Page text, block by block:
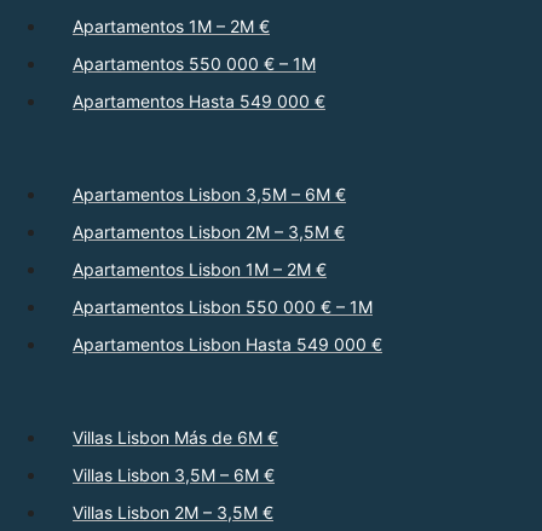
Apartamentos 1M – 2M €
Apartamentos 550 000 € – 1M
Apartamentos Hasta 549 000 €
Apartamentos Lisbon 3,5M – 6M €
Apartamentos Lisbon 2M – 3,5M €
Apartamentos Lisbon 1M – 2M €
Apartamentos Lisbon 550 000 € – 1M
Apartamentos Lisbon Hasta 549 000 €
Villas Lisbon Más de 6M €
Villas Lisbon 3,5M – 6M €
Villas Lisbon 2M – 3,5M €